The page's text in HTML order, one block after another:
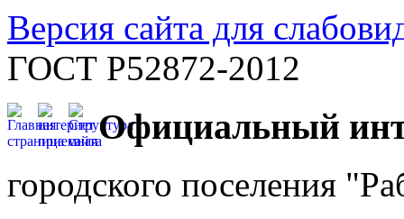
Версия сайта для
ГОСТ Р52872-2012
Официальный
городского поселения